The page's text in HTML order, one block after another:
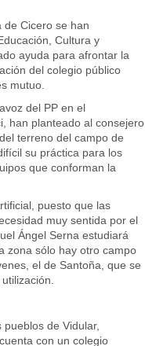
de Cicero se han
Cultura y
ayuda para afrontar la
del colegio público
mutuo.
del PP en el
han planteado al consejero
terreno del campo de
su práctica para los
que conforman la
puesto que las
muy sentida por el
Ángel Serna estudiará
zona sólo hay otro campo
el de Santoña, que se
de Vidular,
con un colegio